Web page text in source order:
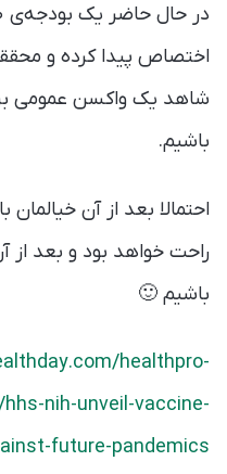
شاهد یک واکسن عمومی
باشیم.
احتمالا بعد از آن
راحت‌ خواهد بود و بعد از
باشیم 🙂
healthpro-
nih-unveil-vaccine-
future-pandemics